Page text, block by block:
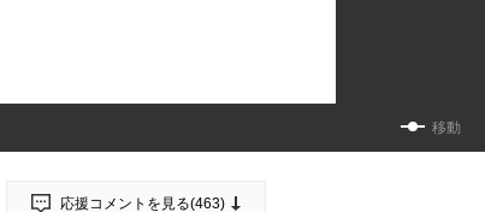
移動
応援コメントを見る(463)